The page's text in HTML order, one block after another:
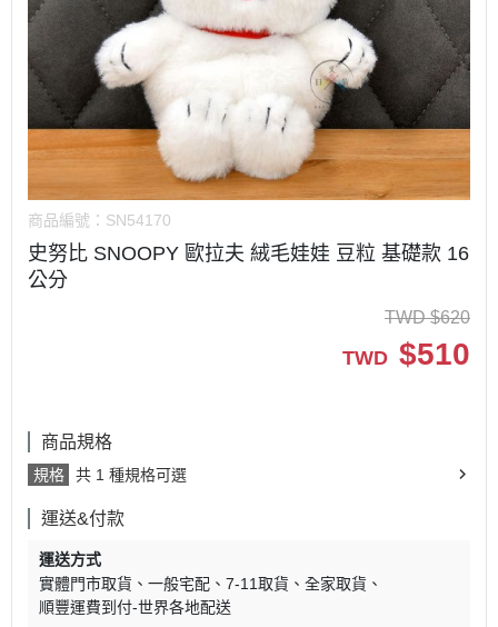
商品編號： SN54170
史努比 SNOOPY 歐拉夫 絨毛娃娃 豆粒 基礎款 16
公分
TWD $620
TWD $510
商品規格
規格 共 1 種規格可選
運送&付款
運送方式
實體門市取貨
一般宅配 7-11取貨
全家取貨
順豐運費到付-世界各地配送